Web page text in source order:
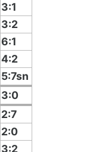
3:1
3:2
6:1
4:2
5:7sn
3:0
2:7
2:0
3:2